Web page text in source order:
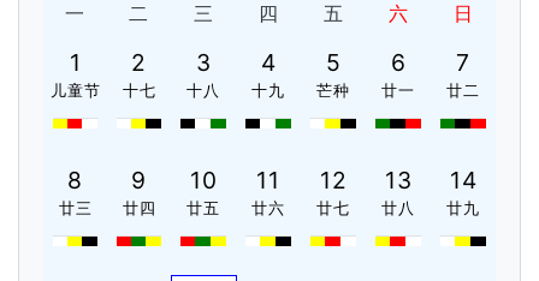
一 二 三 四 五 六 日
1
儿童节
2
十七
3
十八
4
十九
5
芒种
6
廿一
7
廿二
8
廿三
9
廿四
10
廿五
11
廿六
12
廿七
13
廿八
14
廿九